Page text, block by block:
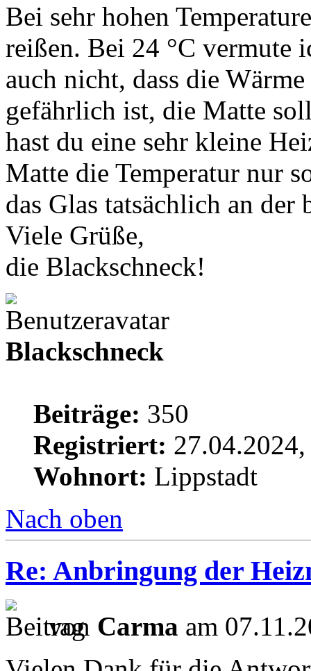
Bei sehr hohen
reißen. Bei 24 °C vermute
auch nicht, dass die
gefährlich ist, die Matte
hast du eine sehr kleine
Matte die Temperatur nur
das Glas tatsächlich an
Viele Grüße,
die Blackschneck!
Blackschneck
Beiträge: 350
Registriert:
Wohnort: Lippstadt
Nach oben
Re: Anbringung der
von Carma am